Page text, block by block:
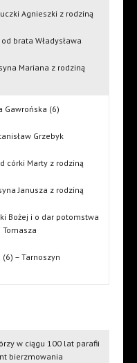
Agnieszki z rodziną
brata Władysława
Mariana z rodziną
Gawrońska (6)
Grzebyk
córki Marty z rodziną
Janusza z rodziną
Bożej i o dar potomstwa
– Tarnoszyn
w ciągu 100 lat parafii
bierzmowania